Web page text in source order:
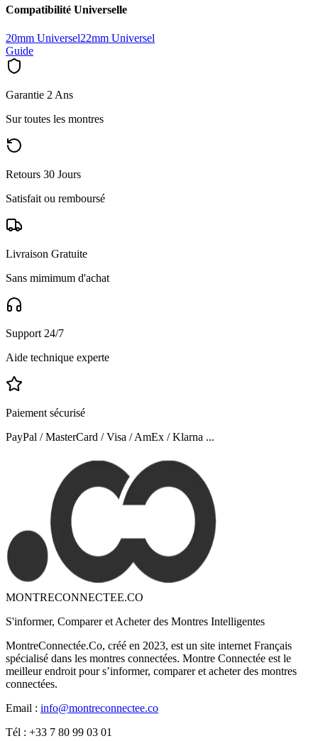
Compatibilité Universelle
20mm Universel22mm Universel
Guide
Garantie 2 Ans
Sur toutes les montres
Retours 30 Jours
Satisfait ou remboursé
Livraison Gratuite
Sans mimimum d'achat
Support 24/7
Aide technique experte
Paiement sécurisé
PayPal / MasterCard / Visa / AmEx / Klarna ...
MONTRECONNECTEE.CO
S'informer, Comparer et Acheter des Montres Intelligentes
MontreConnectée.Co, créé en 2023, est un site internet Français
spécialisé dans les montres connectées. Montre Connectée est le
meilleur endroit pour s’informer, comparer et acheter des montres
connectées.
Email : info@montreconnectee.co
Tél : +33 7 80 99 03 01